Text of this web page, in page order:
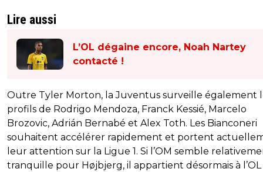
Lire aussi
L’OL dégaine encore, Noah Nartey
contacté !
Outre Tyler Morton, la Juventus surveille également
profils de Rodrigo Mendoza, Franck Kessié, Marcelo
Brozovic, Adrián Bernabé et Alex Toth. Les Bianconeri
souhaitent accélérer rapidement et portent
leur attention sur la Ligue 1. Si l’OM semble
tranquille pour Højbjerg, il appartient désormais à